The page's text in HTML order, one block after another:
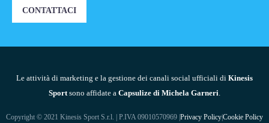
CONTATTACI
Le attività di marketing e la gestione dei canali social ufficiali di Kinesis
Sport sono affidate a Capsulize di Michela Garneri
Copyright © 2021 Kinesis Sport S.r.l. | P.IVA 09010570969 |Privacy Policy|Cookie Policy